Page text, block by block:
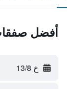
أفضل
خ 13/8